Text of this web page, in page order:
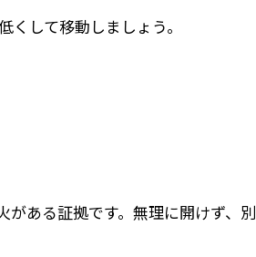
して移動しましょう。
ある証拠です。無理に開けず、